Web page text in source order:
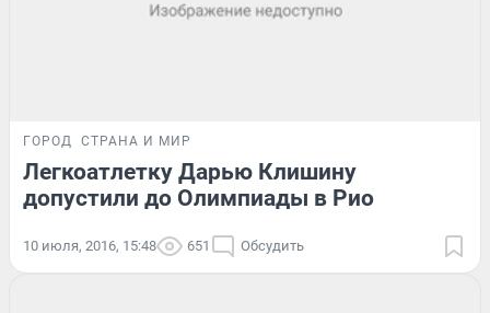
ГОРОД СТРАНА И МИР
Легкоатлетку Дарью Клишину
допустили до Олимпиады в Рио
10 июля, 2016, 15:48 651 Обсудить